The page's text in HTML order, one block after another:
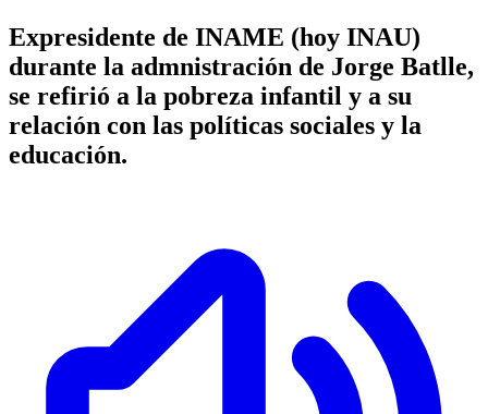
Expresidente de INAME (hoy INAU)
durante la admnistración de Jorge Batlle,
se refirió a la pobreza infantil y a su
relación con las políticas sociales y la
educación.